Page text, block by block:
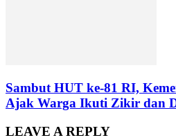
Sambut HUT ke-81 RI,
Ajak Warga Ikuti Zikir dan
LEAVE A REPLY